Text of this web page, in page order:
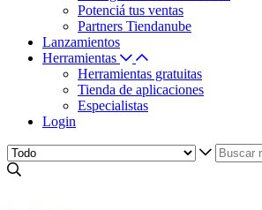
Potenciá tus ventas
Partners Tiendanube
Lanzamientos
Herramientas
Herramientas gratuitas
Tienda de aplicaciones
Especialistas
Login